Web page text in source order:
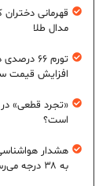
مدال طلا
افزایش قیمت
«تجرد قطعی»
است؟
به ۳۸ درجه می‌رسد